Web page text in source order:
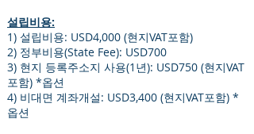
설립비용:
1) 설립비용: USD4,000 (현지VAT포함)
2) 정부비용(State Fee): USD700
3) 현지 등록주소지 사용(1년): USD750 (현지VAT
포함) *옵션
4) 비대면 계좌개설: USD3,400 (현지VAT포함) *
옵션